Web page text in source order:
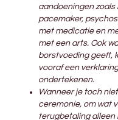
aandoeningen
pacemaker,
met medicatie en
met een arts. Ook
borstvoeding geeft,
vooraf een
ondertekenen.
Wanneer je toch
ceremonie, om wat
terugbetaling alleen